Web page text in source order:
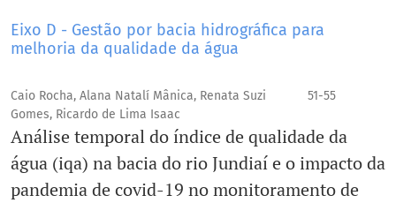
Eixo D - Gestão por bacia hidrográfica para
melhoria da qualidade da água
Caio Rocha, Alana Natalí Mânica, Renata Suzi
Gomes, Ricardo de Lima Isaac
51-55
Análise temporal do índice de qualidade da
água (iqa) na bacia do rio Jundiaí e o impacto da
pandemia de covid-19 no monitoramento de